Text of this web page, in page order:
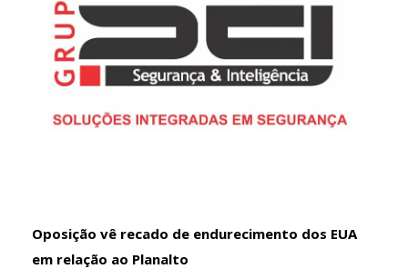
Oposição vê recado de endurecimento dos EUA
em relação ao Planalto